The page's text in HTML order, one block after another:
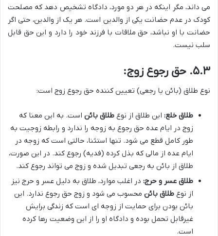
می داند، مگر اینکه در هر دو مورد، دادگاه تشخیص دهد که مصلحت
کودک در عدم حضانت یکی از والدین است. هر یک از والدین، حتی اگر
حضانت با او نباشد، حق ملاقات با فرزند خود را دارد و این حق قابل
سلب نیست.
۵.۳. حق رجوع زوج:
نوع طلاق (بائن یا رجعی) تعیین کننده حق رجوع زوج است:
طلاق خلع: این طلاق از نوع طلاق بائن است. به این معنا که
زوج در ایام عده حق رجوع به زوجه را ندارد و رابطه زوجیت به
طور کامل قطع می شود. تنها استثنا، حالتی است که زوجه در
ایام عده از مالی که بذل کرده (فدیه) رجوع کند. در این صورت،
طلاق از بائن به رجعی تبدیل شده و زوج می تواند رجوع کند.
طلاق عسر و حرج: در اغلب موارد، طلاق به دلیل عسر و حرج نیز
از نوع طلاق بائن محسوب می شود و زوج حق رجوع ندارد. این
بائن بودن برای حمایت از زوجه ای است که زندگی برایش
غیرقابل تحمل بوده و دادگاه او را از این وضعیت رها کرده
است.